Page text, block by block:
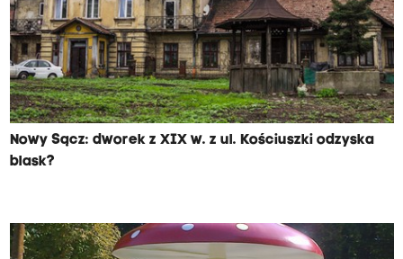
Nowy Sącz: dworek z XIX w. z ul. Kościuszki odzyska
blask?